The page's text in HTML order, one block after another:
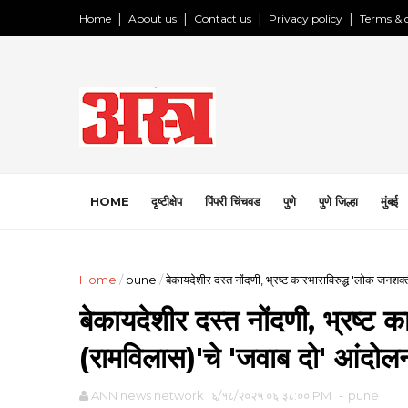
Home About us Contact us Privacy policy Terms &
HOME दृष्टीक्षेप पिंपरी चिंचवड पुणे पुणे जिल्हा मुंबई
Home / pune /बेकायदेशीर दस्त नोंदणी, भ्रष्ट कारभाराविरुद्ध 'लोक
बेकायदेशीर दस्त नोंदणी, भ्रष्ट
(रामविलास)'चे 'जवाब दो'
ANN news network ६/१८/२०२५ ०६:३८:०० PM - pune